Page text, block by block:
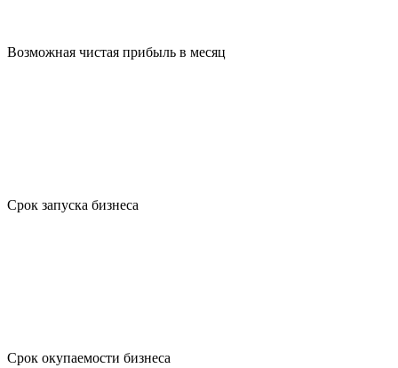
Возможная чистая прибыль в месяц
Срок запуска бизнеса
Срок окупаемости бизнеса